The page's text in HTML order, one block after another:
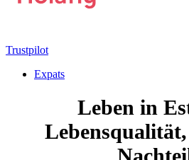
Trustpilot
Expats
Leben in